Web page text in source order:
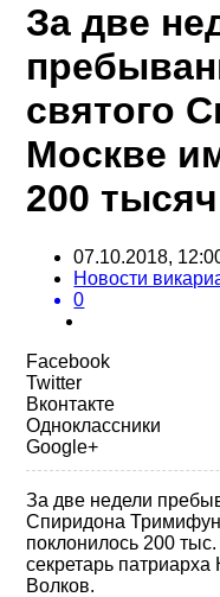
За две
святого
Москве
200
07.10.2018,
Новости
0
Facebook
Twitter
Вконтакте
Одноклассники
Google+
За две недели
Спиридона
поклонилось 200
секретарь
Волков.